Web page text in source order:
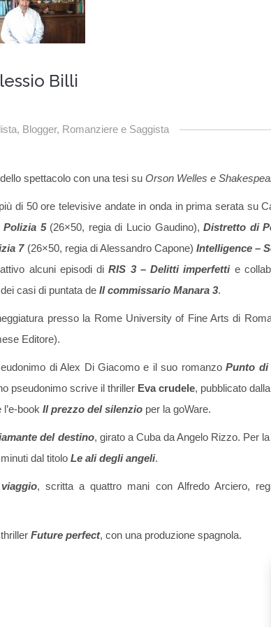
Billi
Blogger, Romanziere e Saggista
spettacolo con una tesi su Orson Welles e
di 50 ore televisive andate in onda in prima serata su
5(26×50, regia di Lucio Gaudino),Distretto di
7(26×50, regia di Alessandro Capone) Intelligence –
alcuni episodi diRIS 3 – Delitti imperfettie
casi di puntata de Il commissario Manara 3.
presso la Rome University of Fine Arts di
Editore).
di Alex Di Giacomo e il suo romanzoPunto di
pseudonimo scrive il thriller Eva crudele, pubblicato
book Il prezzo del silenzio per la goWare.
del destino, girato a Cuba da Angelo Rizzo. Per
dal titolo Le ali degli angeli.
, scritta a quattro mani con Alfredo Arciero,
Future perfect, con una produzione spagnola.